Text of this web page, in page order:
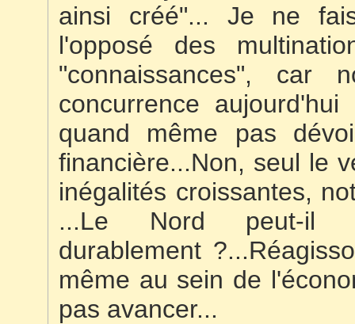
ainsi créé"... Je ne
l'opposé des
"connaissances",
concurrence
quand même pas
financière...Non, seul le
inégalités croissantes,
...Le Nord peut-
durablement
même au sein de
pas avancer...